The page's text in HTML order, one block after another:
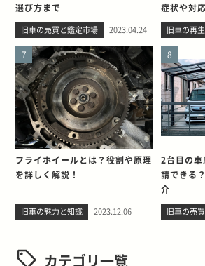
選び方まで
旧車の売買と鑑定市場 2023.04.24
症状や対
旧車の再
7
フライホイールとは？役割や原理
を詳しく解説！
旧車の魅力と知識 2023.12.06
8
2台目の車
請できる
介
旧車の売
カテゴリ一覧